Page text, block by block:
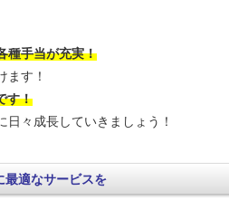
種手当が充実！
ます！
す！
日々成長していきましょう！
最適なサービスを